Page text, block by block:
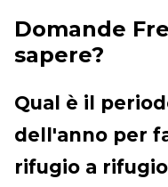
Domande
sapere?
Qual è il
dell'anno per
rifugio a